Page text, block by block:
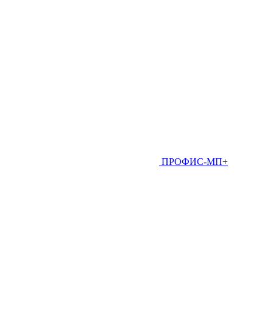
ПРОФИС-МП+